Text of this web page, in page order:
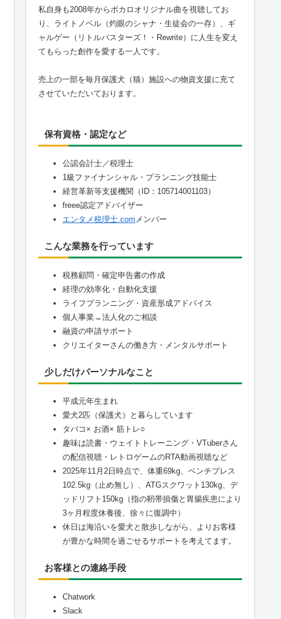
私自身も2008年からボカロオリジナル曲を視聴してお
り、ライトノベル（灼眼のシャナ・生徒会の一存）、ギ
ャルゲー（リトルバスターズ！・Rewrite）に人生を変え
てもらった創作を愛する一人です。
売上の一部を毎月保護犬（猫）施設への物資支援に充て
させていただいております。
保有資格・認定など
公認会計士／税理士
1級ファイナンシャル・プランニング技能士
経営革新等支援機関（ID：105714001103）
freee認定アドバイザー
エンタメ税理士.com メンバー
こんな業務を行っています
税務顧問・確定申告書の作成
経理の効率化・自動化支援
ライフプランニング・資産形成アドバイス
個人事業→法人化のご相談
融資の申請サポート
クリエイターさんの働き方・メンタルサポート
少しだけパーソナルなこと
平成元年生まれ
愛犬2匹（保護犬）と暮らしています
タバコ× お酒× 筋トレ○
趣味は読書・ウェイトトレーニング・VTuberさん
の配信視聴・レトロゲームのRTA動画視聴など
2025年11月2日時点で、体重69kg、ベンチプレス
102.5kg（止め無し）、ATGスクワット130kg、デ
ッドリフト150kg（指の靭帯損傷と胃腸疾患により
3ヶ月程度休養後、徐々に復調中）
休日は海沿いを愛犬と散歩しながら、よりお客様
が豊かな時間を過ごせるサポートを考えてます。
お客様との連絡手段
Chatwork
Slack